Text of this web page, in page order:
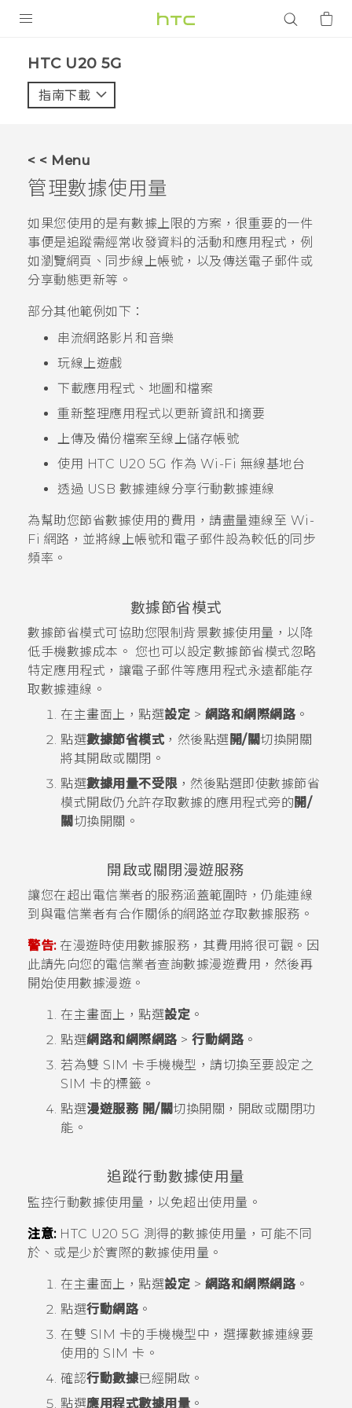
VIVE
應用程式
支援服務
登入
‎HTC U20 5G‎
指南下載
< < Menu
管理數據使用量
如果您使用的是有數據上限的方案，很重要的一件
事便是追蹤需經常收發資料的活動和應用程式，例
如瀏覽網頁、同步線上帳號，以及傳送電子郵件或
分享動態更新等。
部分其他範例如下：
串流網路影片和音樂
玩線上遊戲
下載應用程式、地圖和檔案
重新整理應用程式以更新資訊和摘要
上傳及備份檔案至線上儲存帳號
使用 HTC U20 5G 作為 Wi-Fi 無線基地台
透過 USB 數據連線分享行動數據連線
為幫助您節省數據使用的費用，請盡量連線至 Wi-
Fi 網路，並將線上帳號和電子郵件設為較低的同步
頻率。
數據節省模式
數據節省模式可協助您限制背景數據使用量，以降
低手機數據成本。 您也可以設定數據節省模式忽略
特定應用程式，讓電子郵件等應用程式永遠都能存
取數據連線。
在主畫面上，點選設定 > 網路和網際網路。
點選數據節省模式 ，然後點選 開/關切換開關
將其開啟或關閉。
點選數據用量不受限，然後點選即使數據節省
模式開啟仍允許存取數據的應用程式旁的 開/
關 切換開關。
開啟或關閉漫遊服務
讓您在超出電信業者的服務涵蓋範圍時，仍能連線
到與電信業者有合作關係的網路並存取數據服務。
警告:在漫遊時使用數據服務，其費用將很可觀。因
此請先向您的電信業者查詢數據漫遊費用，然後再
開始使用數據漫遊。
在主畫面上，點選設定 。
點選網路和網際網路> 行動網路。
若為雙 SIM 卡手機機型，請切換至要設定之
SIM 卡的標籤。
點選漫遊服務 開/關切換開關，開啟或關閉功
能。
追蹤行動數據使用量
監控行動數據使用量，以免超出使用量。
注意: HTC U20 5G 測得的數據使用量，可能不同
於、或是少於實際的數據使用量。
在主畫面 上，點選設定 > 網路和網際網路。
點選行動網路。
在雙 SIM 卡的手機機型中，選擇數據連線要
使用的 SIM 卡。
確認行動數據已經開啟。
點選應用程式數據用量 。